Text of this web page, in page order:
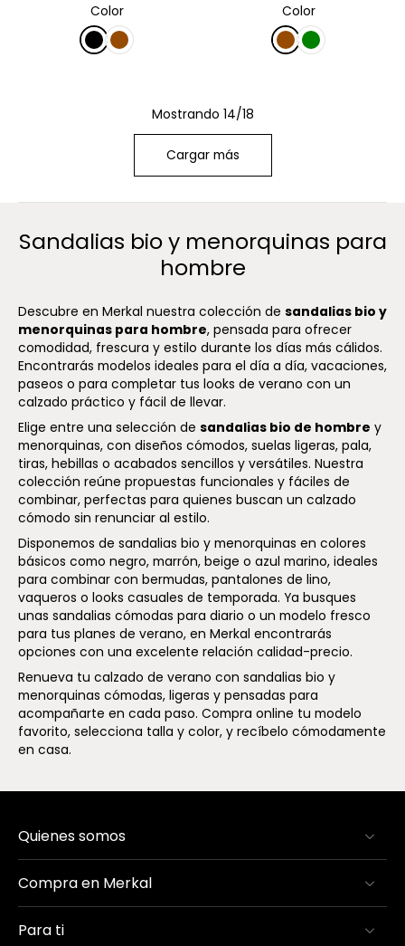
Color Color
Mostrando 14/18
Cargar más
Sandalias bio y menorquinas para
hombre
Descubre en Merkal nuestra colección de sandalias bio y
menorquinas para hombre, pensada para ofrecer
comodidad, frescura y estilo durante los días más cálidos.
Encontrarás modelos ideales para el día a día, vacaciones,
paseos o para completar tus looks de verano con un
calzado práctico y fácil de llevar.
Elige entre una selección de sandalias bio de hombre y
menorquinas, con diseños cómodos, suelas ligeras, pala,
tiras, hebillas o acabados sencillos y versátiles. Nuestra
colección reúne propuestas funcionales y fáciles de
combinar, perfectas para quienes buscan un calzado
cómodo sin renunciar al estilo.
Disponemos de sandalias bio y menorquinas en colores
básicos como negro, marrón, beige o azul marino, ideales
para combinar con bermudas, pantalones de lino,
vaqueros o looks casuales de temporada. Ya busques
unas sandalias cómodas para diario o un modelo fresco
para tus planes de verano, en Merkal encontrarás
opciones con una excelente relación calidad-precio.
Renueva tu calzado de verano con sandalias bio y
menorquinas cómodas, ligeras y pensadas para
acompañarte en cada paso. Compra online tu modelo
favorito, selecciona talla y color, y recíbelo cómodamente
en casa.
Quienes somos
Compra en Merkal
Para ti